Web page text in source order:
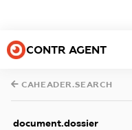
CONTR AGENT
CAHEADER.SEARCH
document.dossier